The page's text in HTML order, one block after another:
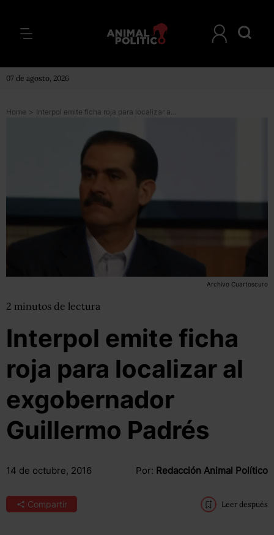
07 de agosto, 2026
Home > Interpol emite ficha roja para localizar al exgobernador Guillermo Padrés
Archivo Cuartoscuro
2 minutos de lectura
Interpol emite ficha
roja para localizar al
exgobernador
Guillermo Padrés
14 de octubre, 2016 Por: Redacción Animal Político
Compartir Leer después